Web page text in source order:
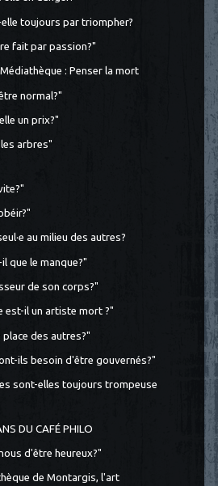
toujours par triompher?
fait par passion?"
: Penser la mort
normal?"
un prix?"
arbres"
au milieu des autres?
que le manque?"
de son corps?"
est-il un artiste mort ?"
des autres?"
ils besoin d'être gouvernés?"
sont-elles toujours trompeuse
DU CAFÉ PHILO
d'être heureux?"
de Montargis, l'art